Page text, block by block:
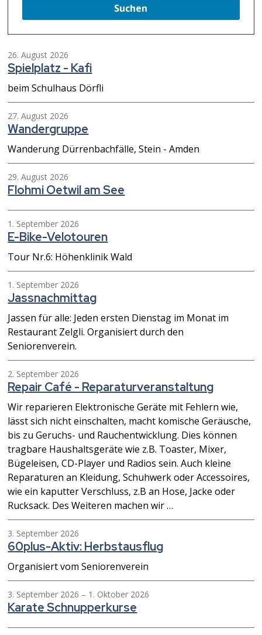
Suchen
Spielplatz - Kafi
26. August 2026
beim Schulhaus Dörfli
Wandergruppe
27. August 2026
Wanderung Dürrenbachfälle, Stein - Amden
Flohmi Oetwil am See
29. August 2026
E-Bike-Velotouren
1. September 2026
Tour Nr.6: Höhenklinik Wald
Jassnachmittag
1. September 2026
Jassen für alle: Jeden ersten Dienstag im Monat im
Restaurant Zelgli. Organisiert durch den
Seniorenverein.
Repair Café - Reparaturveranstaltung
2. September 2026
Wir reparieren Elektronische Geräte mit Fehlern wie,
lässt sich nicht einschalten, macht komische Geräusche,
bis zu Geruchs- und Rauchentwicklung. Dies können
tragbare Haushaltsgeräte wie z.B. Toaster, Mixer,
Bügeleisen, CD-Player und Radios sein. Auch kleine
Reparaturen an Kleidung, Schuhwerk oder Accessoires,
wie ein kaputter Verschluss, z.B an Hose, Jacke oder
Rucksack. Des Weiteren machen wir …
60plus-Aktiv: Herbstausflug
3. September 2026
Organisiert vom Seniorenverein
Karate Schnupperkurse
3. September 2026 – 1. Oktober 2026